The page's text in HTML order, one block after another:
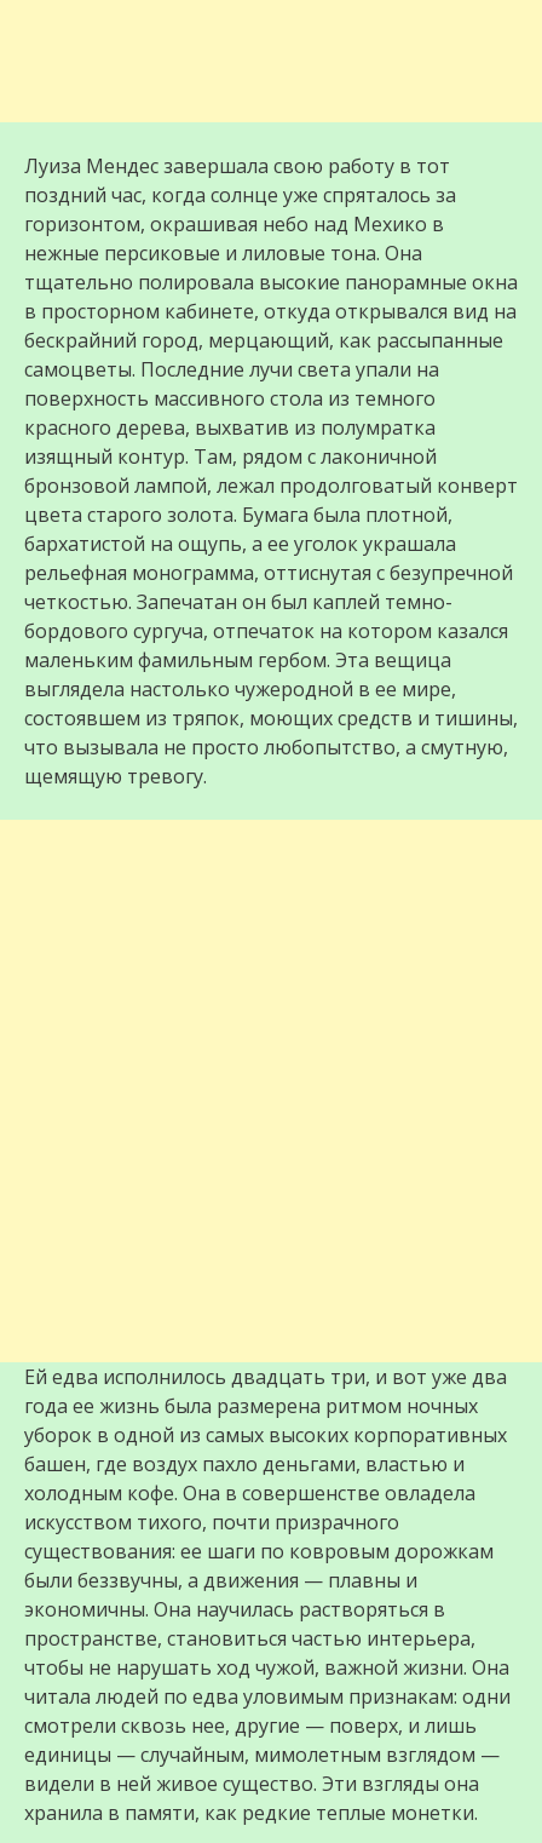
Луиза Мендес завершала свою работу в тот
поздний час, когда солнце уже спряталось за
горизонтом, окрашивая небо над Мехико в
нежные персиковые и лиловые тона. Она
тщательно полировала высокие панорамные окна
в просторном кабинете, откуда открывался вид на
бескрайний город, мерцающий, как рассыпанные
самоцветы. Последние лучи света упали на
поверхность массивного стола из темного
красного дерева, выхватив из полумратка
изящный контур. Там, рядом с лаконичной
бронзовой лампой, лежал продолговатый конверт
цвета старого золота. Бумага была плотной,
бархатистой на ощупь, а ее уголок украшала
рельефная монограмма, оттиснутая с безупречной
четкостью. Запечатан он был каплей темно-
бордового сургуча, отпечаток на котором казался
маленьким фамильным гербом. Эта вещица
выглядела настолько чужеродной в ее мире,
состоявшем из тряпок, моющих средств и тишины,
что вызывала не просто любопытство, а смутную,
щемящую тревогу.
Ей едва исполнилось двадцать три, и вот уже два
года ее жизнь была размерена ритмом ночных
уборок в одной из самых высоких корпоративных
башен, где воздух пахло деньгами, властью и
холодным кофе. Она в совершенстве овладела
искусством тихого, почти призрачного
существования: ее шаги по ковровым дорожкам
были беззвучны, а движения — плавны и
экономичны. Она научилась растворяться в
пространстве, становиться частью интерьера,
чтобы не нарушать ход чужой, важной жизни. Она
читала людей по едва уловимым признакам: одни
смотрели сквозь нее, другие — поверх, и лишь
единицы — случайным, мимолетным взглядом —
видели в ней живое существо. Эти взгляды она
хранила в памяти, как редкие теплые монетки.